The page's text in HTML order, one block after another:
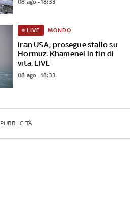
Iran USA, prosegue stallo su
Hormuz. Khamenei in fin di
vita. LIVE
LIVE MONDO
08 ago - 18:33
PUBBLICITÀ